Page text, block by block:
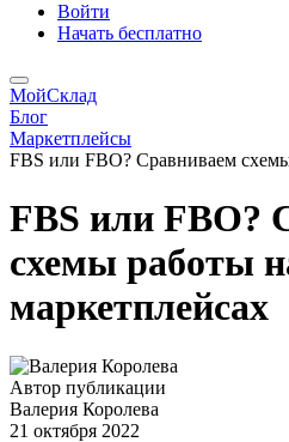
Войти
Начать бесплатно
МойСклад
Блог
Маркетплейсы
FBS или FBO? Сравниваем
FBS или FBO?
схемы работы
маркетплейсах
Автор публикации
Валерия Королева
21 октября 2022